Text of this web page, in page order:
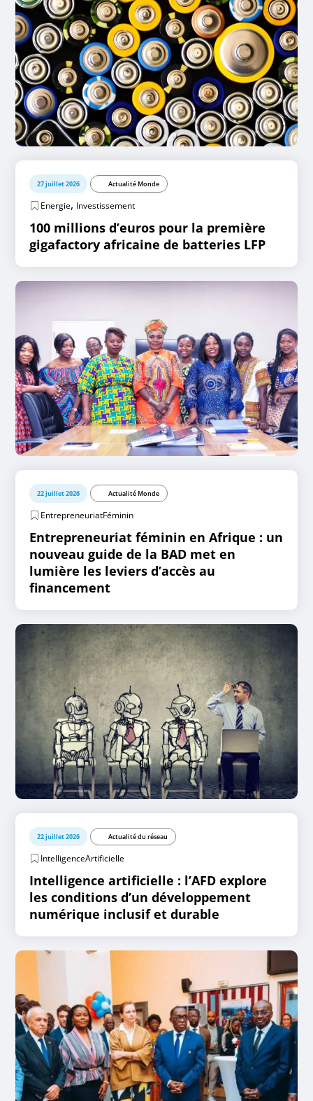
27 juillet 2026 Actualité Monde
Energie, Investissement
100 millions d’euros pour la première
gigafactory africaine de batteries LFP
22 juillet 2026 Actualité Monde
EntrepreneuriatFéminin
Entrepreneuriat féminin en Afrique : un
nouveau guide de la BAD met en
lumière les leviers d’accès au
financement
22 juillet 2026 Actualité du réseau
IntelligenceArtificielle
Intelligence artificielle : l’AFD explore
les conditions d’un développement
numérique inclusif et durable